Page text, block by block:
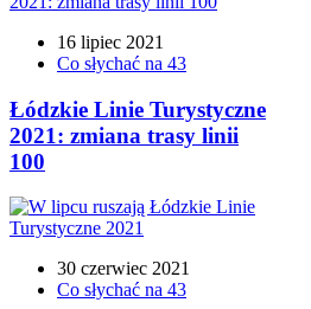
16 lipiec 2021
Co słychać na 43
Łódzkie Linie Turystyczne
2021: zmiana trasy linii
100
30 czerwiec 2021
Co słychać na 43